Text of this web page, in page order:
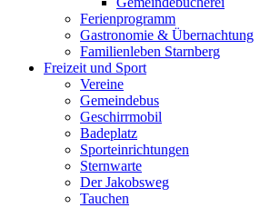
Ferienprogramm
Gastronomie & Übernachtung
Familienleben Starnberg
Freizeit und Sport
Vereine
Gemeindebus
Geschirrmobil
Badeplatz
Sporteinrichtungen
Sternwarte
Der Jakobsweg
Tauchen